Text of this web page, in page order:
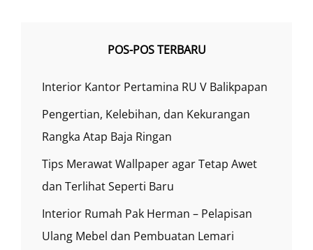
POS-POS TERBARU
Interior Kantor Pertamina RU V Balikpapan
Pengertian, Kelebihan, dan Kekurangan
Rangka Atap Baja Ringan
Tips Merawat Wallpaper agar Tetap Awet
dan Terlihat Seperti Baru
Interior Rumah Pak Herman – Pelapisan
Ulang Mebel dan Pembuatan Lemari